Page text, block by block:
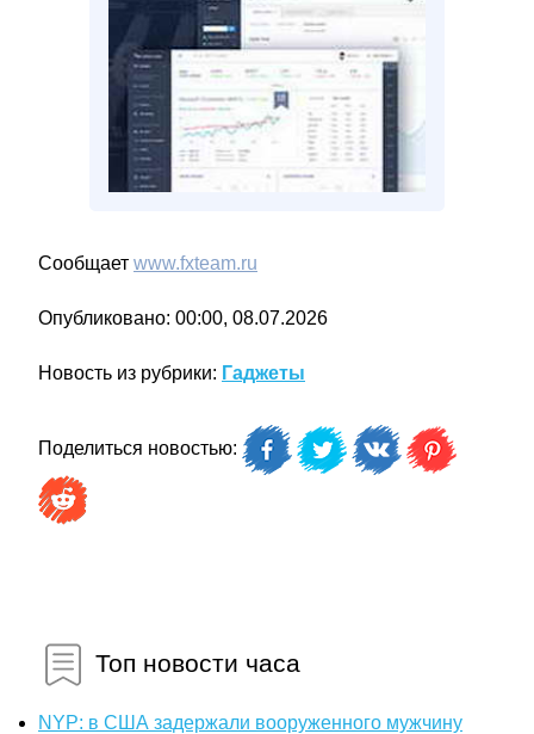
Сообщает www.fxteam.ru
Опубликовано: 00:00, 08.07.2026
Новость из рубрики: Гаджеты
Поделиться новостью:
Топ новости часа
NYP: в США задержали вооруженного мужчину